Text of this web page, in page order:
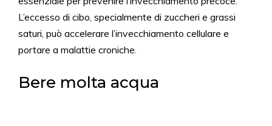
L’eccesso di cibo, specialmente di zuccheri e grassi
saturi, può accelerare l’invecchiamento cellulare e
portare a malattie croniche.
Bere molta acqua